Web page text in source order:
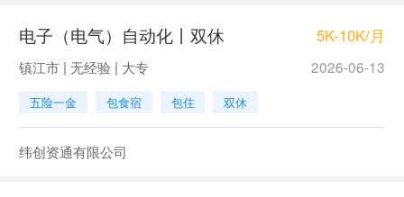
电子（电气）自动化丨双休 5K-10K/月
镇江市 | 无经验 | 大专 2026-06-13
五险一金 包食宿 包住 双休
纬创资通有限公司